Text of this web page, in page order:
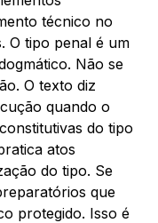
técnico no
O tipo penal é um
Não se
O texto diz
quando o
do tipo
atos
do tipo. Se
que
protegido. Isso é